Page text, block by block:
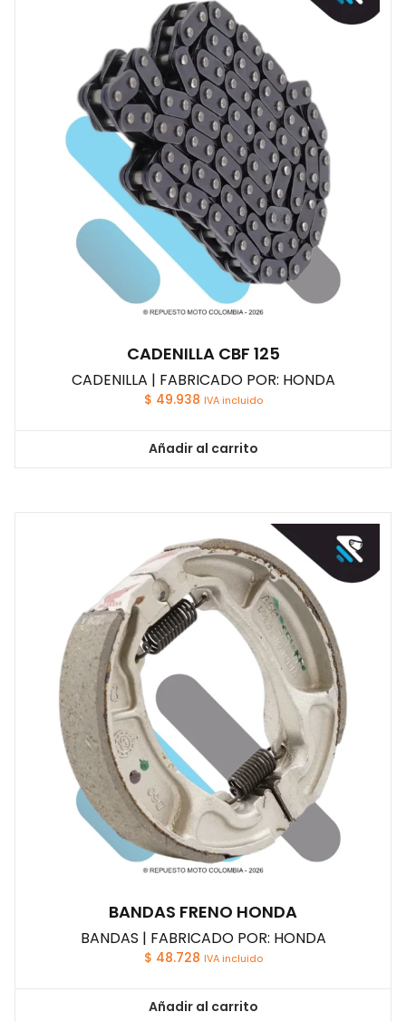
CADENILLA CBF 125
CADENILLA | FABRICADO POR: HONDA
$ 49.938 IVA incluido
Añadir al carrito
BANDAS FRENO HONDA
BANDAS | FABRICADO POR: HONDA
$ 48.728 IVA incluido
Añadir al carrito